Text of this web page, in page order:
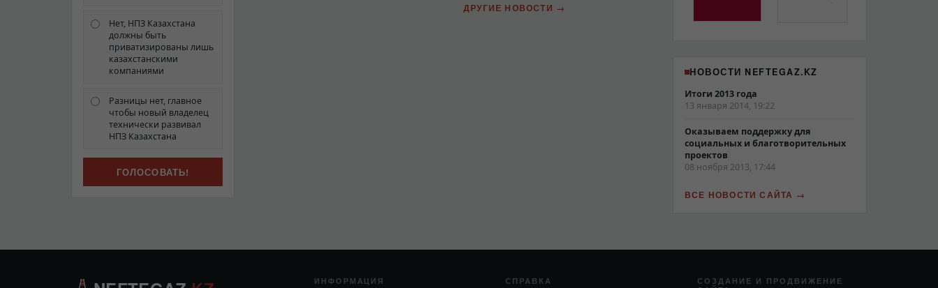
Нет, НПЗ Казахстана
должны быть
приватизированы лишь
казахстанскими
компаниями
Разницы нет, главное
чтобы новый владелец
технически развивал
НПЗ Казахстана
ДРУГИЕ НОВОСТИ
НОВОСТИ NEFTEGAZ.KZ
Итоги 2013 года
13 января 2014, 19:22
Оказываем поддержку для
социальных и благотворительных
проектов
08 ноября 2013, 17:44
ВСЕ НОВОСТИ САЙТА
ИНФОРМАЦИЯ СПРАВКА
СОЗДАНИЕ И ПРОДВИЖЕНИЕ